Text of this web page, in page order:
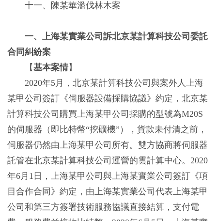
十一、陳某華濫伐林木案
一、上海某實業公司訴北京某計算科技公司委託
合同糾紛案
【基本案情】
2020年5月，北京某計算科技公司與案外人上海
某甲公司簽訂《伺服器設備採購協議》約定，北京某
計算科技公司購買上海某甲公司採購的型號為M20S
的伺服器（即比特幣“挖礦機”），貨款未付清之前，
伺服器仍然由上海某甲公司所有。雙方協商將伺服器
託管在北京某計算科技公司運營的雲計算中心。2020
年6月1日，上海某甲公司與上海某實業公司簽訂《項
目合作合同》約定，由上海某實業公司代表上海某甲
公司和第三方簽署技術服務協議直接結算，支付電